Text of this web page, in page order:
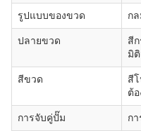
รูปแบบของขวด ก
ปลายขวด
สี
มิ
สีขวด
สี
ต้
การจับคู่ปั๊ม ก